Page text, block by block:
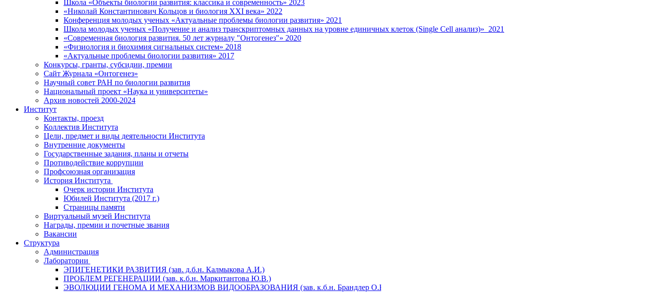
Школа «Объекты биологии развития: классика и современность» 2023
«Николай Константинович Кольцов и биология XXI века» 2022
Конференция молодых ученых «Актуальные проблемы биологии развития» 2021
Школа молодых ученых «Получение и анализ транскриптомных данных на уровне единичных клеток (Single Cell анализ)» 2021
«Современная биология развития. 50 лет журналу "Онтогенез"» 2020
«Физиология и биохимия сигнальных систем» 2018
«Актуальные проблемы биологии развития» 2017
Конкурсы, гранты, субсидии, премии
Сайт Журнала «Онтогенез»
Научный совет РАН по биологии развития
Национальный проект «Наука и университеты»
Архив новостей 2000-2024
Институт
Контакты, проезд
Коллектив Института
Цели, предмет и виды деятельности Института
Внутренние документы
Государственные задания, планы и отчеты
Противодействие коррупции
Профсоюзная организация
История Института
Очерк истории Института
Юбилей Института (2017 г.)
Страницы памяти
Виртуальный музей Института
Награды, премии и почетные звания
Вакансии
Структура
Администрация
Лаборатории
ЭПИГЕНЕТИКИ РАЗВИТИЯ (зав. д.б.н. Калмыкова А.И.)
ПРОБЛЕМ РЕГЕНЕРАЦИИ (зав. к.б.н. Маркитантова Ю.В.)
ЭВОЛЮЦИИ ГЕНОМА И МЕХАНИЗМОВ ВИДООБРАЗОВАНИЯ (зав. к.б.н. Брандлер О.В.)